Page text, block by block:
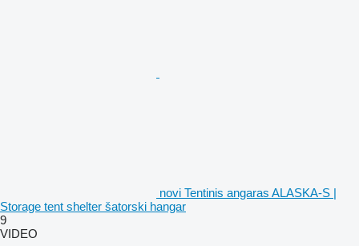
novi Tentinis angaras ALASKA-S |
Storage tent shelter šatorski hangar
9
VIDEO